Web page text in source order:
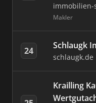
immobilien-
Makler
24 Schlaugk
schlaugk.de
Krailling